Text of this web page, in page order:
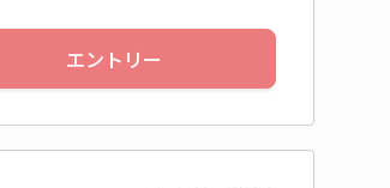
エントリー